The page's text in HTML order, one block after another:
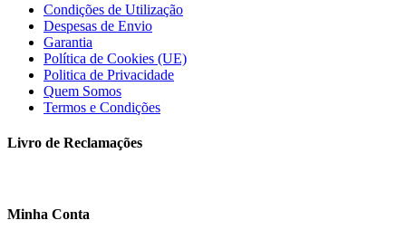
Condições de Utilização
Despesas de Envio
Garantia
Política de Cookies (UE)
Politica de Privacidade
Quem Somos
Termos e Condições
Livro de Reclamações
Minha Conta